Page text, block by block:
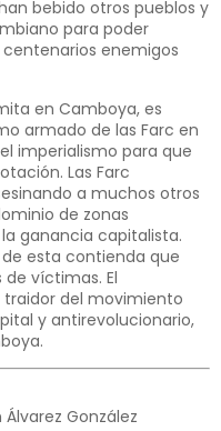
bebido otros pueblos y
para poder
enemigos
en Camboya, es
armado de las Farc en
imperialismo para que
Las Farc
a muchos otros
de zonas
ganancia capitalista.
esta contienda que
víctimas. El
del movimiento
y antirevolucionario,
González